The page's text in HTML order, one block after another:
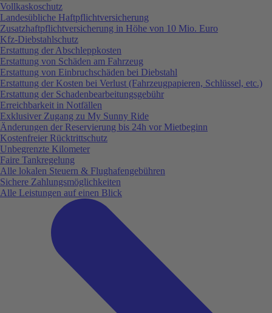
Vollkaskoschutz
Landesübliche Haftpflichtversicherung
Zusatzhaftpflichtversicherung in Höhe von 10 Mio. Euro
Kfz-Diebstahlschutz
Erstattung der Abschleppkosten
Erstattung von Schäden am Fahrzeug
Erstattung von Einbruchschäden bei Diebstahl
Erstattung der Kosten bei Verlust (Fahrzeugpapieren, Schlüssel, etc.)
Erstattung der Schadenbearbeitungsgebühr
Erreichbarkeit in Notfällen
Exklusiver Zugang zu My Sunny Ride
Änderungen der Reservierung bis 24h vor Mietbeginn
Kostenfreier Rücktrittschutz
Unbegrenzte Kilometer
Faire Tankregelung
Alle lokalen Steuern & Flughafengebühren
Sichere Zahlungsmöglichkeiten
Alle Leistungen auf einen Blick